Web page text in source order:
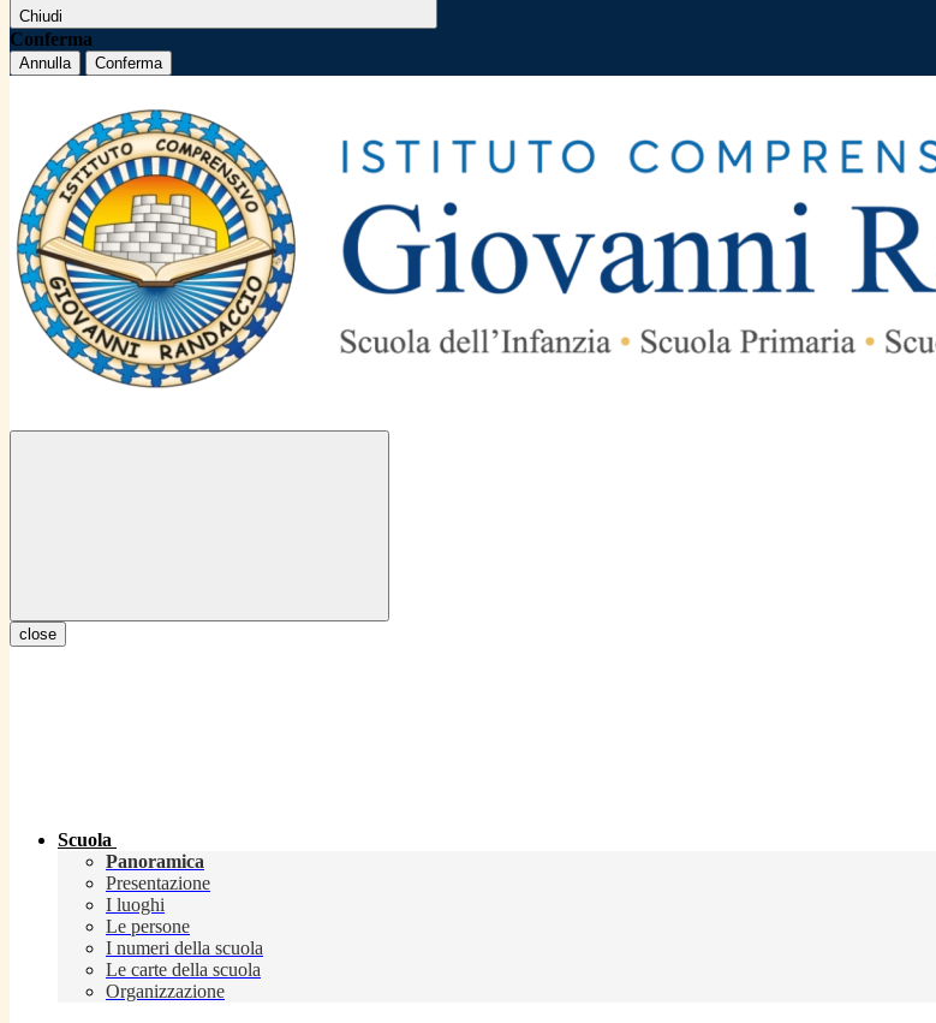
Chiudi
Conferma
Annulla Conferma
close
Scuola
Panoramica
Presentazione
I luoghi
Le persone
I numeri della scuola
Le carte della scuola
Organizzazione